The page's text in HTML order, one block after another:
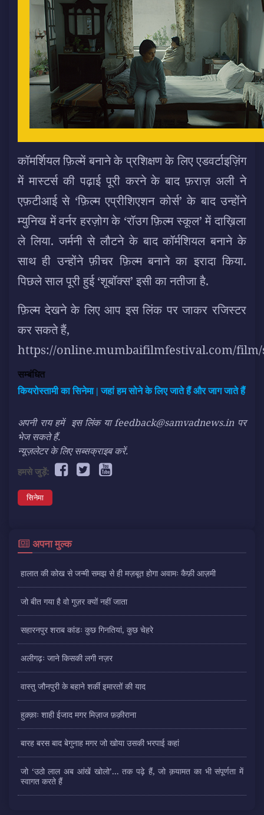
कॉमर्शियल फ़िल्में बनाने के प्रशिक्षण के लिए एडवर्टाइज़िंग
में मास्टर्स की पढ़ाई पूरी करने के बाद फ़राज़ अली ने
एफ़टीआई से ‘फ़िल्म एप्रीशिएशन कोर्स’ के बाद उन्होंने
म्युनिख में वर्नर हरज़ोग के ‘रॉउग फ़िल्म स्कूल’ में दाख़िला
ले लिया. जर्मनी से लौटने के बाद कॉर्मशियल बनाने के
साथ ही उन्होंने फ़ीचर फ़िल्म बनाने का इरादा किया.
पिछले साल पूरी हुई ‘शूबॉक्स’ इसी का नतीजा है.
फ़िल्म देखने के लिए आप इस लिंक पर जाकर रजिस्टर
कर सकते हैं,
https://online.mumbaifilmfestival.com/
सम्बंधित
कियरोस्तामी का सिनेमा | जहां हम सोने के लिए जाते हैं और जाग जाते हैं
अपनी राय हमें इस लिंक या feedback@samvadnews.in पर
भेज सकते हैं.
न्यूज़लेटर के लिए सब्सक्राइब करें.
हमसे जुड़ें:
सिनेमा
अपना मुल्क
हालात की कोख से जन्मी समझ से ही मज़बूत होगा अवामः कैफ़ी आज़मी
जो बीत गया है वो गुज़र क्यों नहीं जाता
सहारनपुर शराब कांडः कुछ गिनतियां, कुछ चेहरे
अलीगढ़ः जाने किसकी लगी नज़र
वास्तु जौनपुरी के बहाने शर्की इमारतों की याद
हुक़्क़ाः शाही ईजाद मगर मिज़ाज फ़क़ीराना
बारह बरस बाद बेगुनाह मगर जो खोया उसकी भरपाई कहां
जो ‘उठो लाल अब आंखें खोलो’... तक पढ़े हैं, जो क़यामत का भी संपूर्णता में
स्वागत करते हैं